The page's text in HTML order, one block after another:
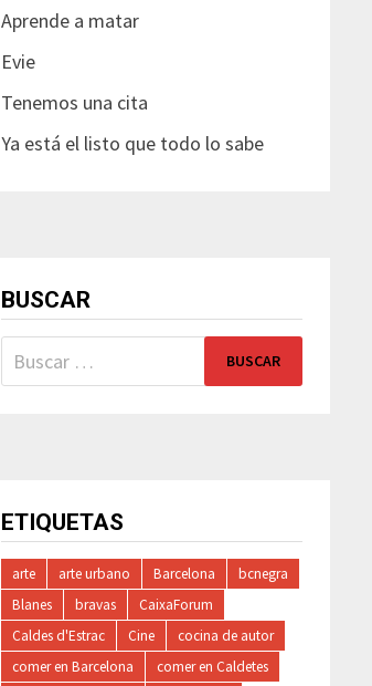
Aprende a matar
Evie
Tenemos una cita
Ya está el listo que todo lo sabe
BUSCAR
Buscar:
ETIQUETAS
arte arte urbano Barcelona
bcnegra
Blanes
bravas
CaixaForum
Caldes d'Estrac
Cine
cocina de autor
comer en Barcelona
comer en Caldetes